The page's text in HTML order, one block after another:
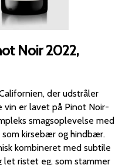
Noir 2022,
der udstråler
smagsoplevelse med
kirsebær og hindbær.
kombineret med subtile
let ristet eg, som stammer